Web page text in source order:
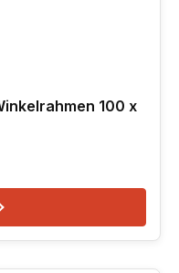
100 x